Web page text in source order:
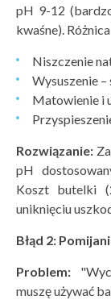
pH 9-12
kwaśne).
Niszczenie
Wysuszenie
Matowienie i
Rozwiązanie:
pH
Koszt butelki
uniknięciu
Błąd 2:
Problem:
muszę używać